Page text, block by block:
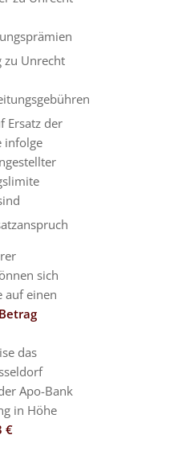
zu Unrecht
Ersatz der
infolge
sich
auf einen
das
Apo-Bank
in Höhe
€